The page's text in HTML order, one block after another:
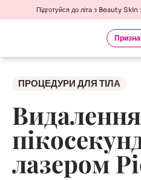
Підготуйся до літа з Beauty
ПРОЦЕДУРИ ДЛЯ ТІЛА
лазером